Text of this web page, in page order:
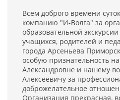
Всем доброго времени
компанию "И-Волга" за
образовательной
учащихся, родителей и
города Арсеньева
особую признательность
Александровне и нашему
Алексеевичу за
доброжелательное
Организация прекрасная,